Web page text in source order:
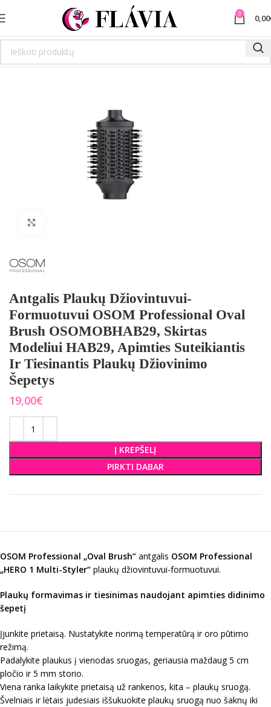
0 0,00
Antgalis Plaukų Džiovintuvui-
Formuotuvui OSOM Professional Oval
Brush OSOMOBHAB29, Skirtas
Modeliui HAB29, Apimties Suteikiantis
Ir Tiesinantis Plaukų Džiovinimo
Šepetys
€
Į KREPŠELĮ
PIRKTI DABAR
OSOM Professional „Oval Brush“ antgalis OSOM Professional
„HERO 1 Multi-Styler“ plaukų džiovintuvui-formuotuvui.
Plaukų formavimas ir tiesinimas naudojant apimties didinimo
šepetį
Įjunkite prietaisą. Nustatykite norimą temperatūrą ir oro pūtimo
režimą.
Padalykite plaukus į vienodas sruogas, geriausia maždaug 5 cm
pločio ir 5 mm storio.
Viena ranka laikykite prietaisą už rankenos, kita – plaukų sruogą.
Švelniais ir lėtais judesiais iššukuokite plaukų sruogą nuo šaknų iki